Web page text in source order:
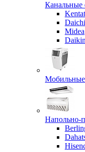
Канальные
Daichi
Midea
Daikin
Напольно-